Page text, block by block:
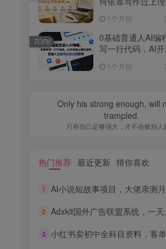
（更新6月）
1个月前
0基础普通人AI编
写一行代码，AI
己的软件
1个月前
TOP6
Only his strong enough, will
trampled.
只有自己足够强大，才不会被别人
热门推荐 最近更新 猜你喜欢
1 AI小说短故事项目，大佬亲测月入1-3W，零基础教你用AI批量产出优质短故事，实
2 Adxkit国外广告联盟系统，一天上500+广告，让你的投放
3 小红书卖初中全科目资料，客单价13.8，279